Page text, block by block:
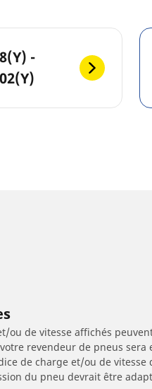
-
ou de vitesse affichés
revendeur de pneus sera
de charge et/ou de
du pneu devrait être